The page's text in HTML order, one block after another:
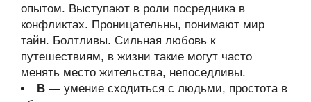
опытом. Выступают в роли посредника в
конфликтах. Проницательны, понимают мир
тайн. Болтливы. Сильная любовь к
путешествиям, в жизни такие могут часто
менять место жительства, непоседливы.
В — умение сходиться с людьми, простота в